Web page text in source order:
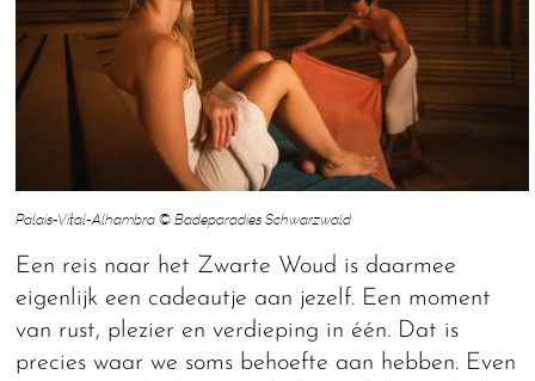
Palais-Vital-Alhambra © Badeparadies Schwarzwald
Een reis naar het Zwarte Woud is daarmee
eigenlijk een cadeautje aan jezelf. Een moment
van rust, plezier en verdieping in één. Dat is
precies waar we soms behoefte aan hebben. Even